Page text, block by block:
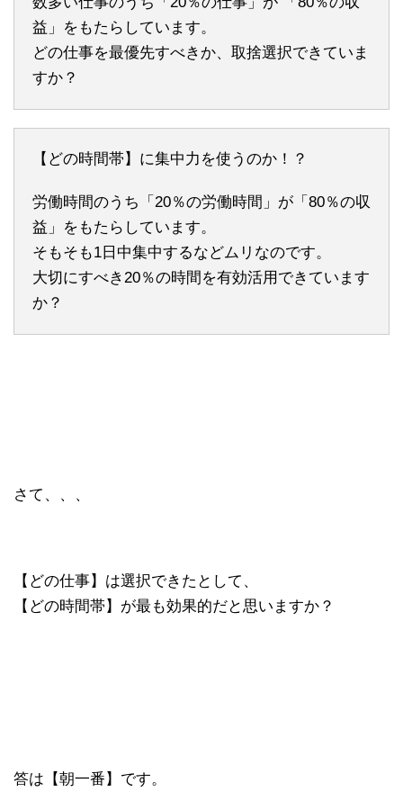
益」をもたらしています。
どの仕事を最優先すべきか、取捨選択できていま
すか？
【どの時間帯】に集中力を使うのか！？
労働時間のうち「20％の労働時間」が「80％の収
益」をもたらしています。
そもそも1日中集中するなどムリなのです。
大切にすべき20％の時間を有効活用できています
か？
さて、、、
【どの仕事】は選択できたとして、
【どの時間帯】が最も効果的だと思いますか？
答は【朝一番】です。